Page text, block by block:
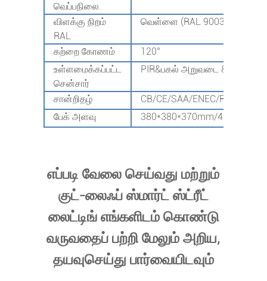
வெப்பநிலை.
விளக்கு நிறம்
RAL
வெள்ளை (RAL 9003)
கற்றை கோணம்
120°
உள்ளமைக்கப்பட்ட
சென்சார்
PIR&பகல் அறுவடை & 2 in1
சான்றிதழ்
CB/CE/SAA/ENEC/RoHS/ETL
பேக் அளவு
380*380*370mm/4pcs
எப்படி வேலை செய்வது மற்றும்
குட்-லைஃப் ஸ்மார்ட் ஸ்ட்ரீட்
லைட்டிங் எங்களிடம் கொண்டு
வருவதைப் பற்றி மேலும் அறிய,
தயவுசெய்து பார்வையிடவும்